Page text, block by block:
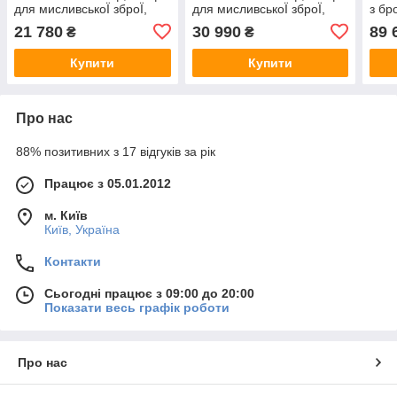
для мисливськоЇ зброЇ,
GE.300.K на 5 стволів
1512(в)х300(ш)х350(гл)
21 780 ₴
Купити
для мисливськоЇ зброЇ,
GE.300.E на 5 стволів
1512(в)х300(ш)х350(гл)
30 990₴
Купити
з
89
Про нас
88% позитивних з 17 відгуків за рік
Працює з 05.01.2012
м. Київ
Київ, Україна
Контакти
Сьогодні працює з 09:00 до 20:00
Показати весь графік роботи
Про нас